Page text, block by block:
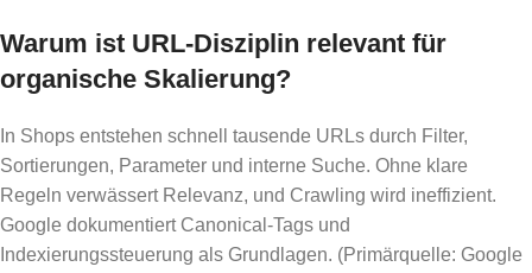
Warum ist URL-Disziplin relevant für
organische Skalierung?
In Shops entstehen schnell tausende URLs durch Filter,
Sortierungen, Parameter und interne Suche. Ohne klare
Regeln verwässert Relevanz, und Crawling wird ineffizient.
Google dokumentiert Canonical-Tags und
Indexierungssteuerung als Grundlagen. (Primärquelle: Google